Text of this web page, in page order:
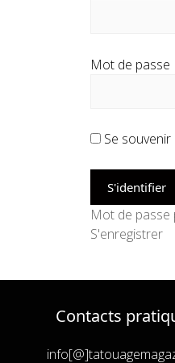
Mot de passe
Se
Mot de passe
S'enregistrer
Contacts